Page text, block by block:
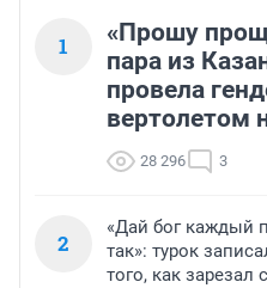
1
«Прошу
пара из
провела
вертолетом
28 296 3
2
«Дай бог каждый
так»: турок
того, как